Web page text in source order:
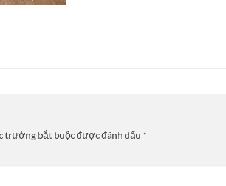
trường bắt buộc được đánh dấu *